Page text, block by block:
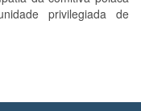
privilegiada de